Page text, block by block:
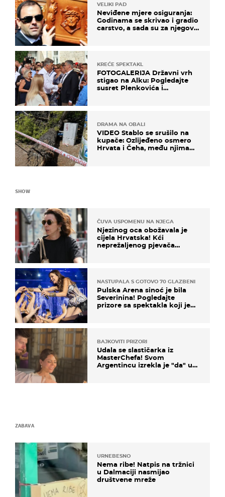
VELIKI PAD
Neviđene mjere osiguranja:
Godinama se skrivao i gradio
carstvo, a sada su za njegovo
KREĆE SPEKTAKL
FOTOGALERIJA Državni vrh
stigao na Alku: Pogledajte
susret Plenkovića i
DRAMA NA OBALI
VIDEO Stablo se srušilo na
kupače: Ozlijeđeno osmero
Hrvata i Čeha, među njima
SHOW
ČUVA USPOMENU NA NJEGA
Njezinog oca obožavala je
cijela Hrvatska! Kći
neprežaljenog pjevača
NASTUPALA S GOTOVO 70 GLAZBENIKA
Pulska Arena sinoć je bila
Severinina! Pogledajte
prizore sa spektakla koji je
BAJKOVITI PRIZORI
Udala se slastičarka iz
MasterChefa! Svom
Argentincu izrekla je "da" u
ZABAVA
URNEBESNO
Nema ribe! Natpis na tržnici
u Dalmaciji nasmijao
društvene mreže